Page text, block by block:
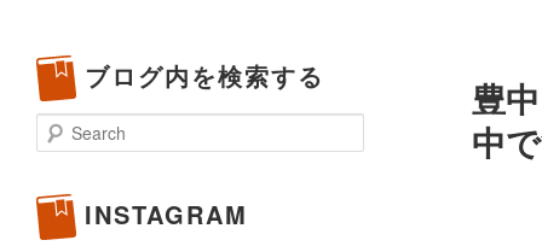
豊
中
ブログ内を検索する
Search
INSTAGRAM